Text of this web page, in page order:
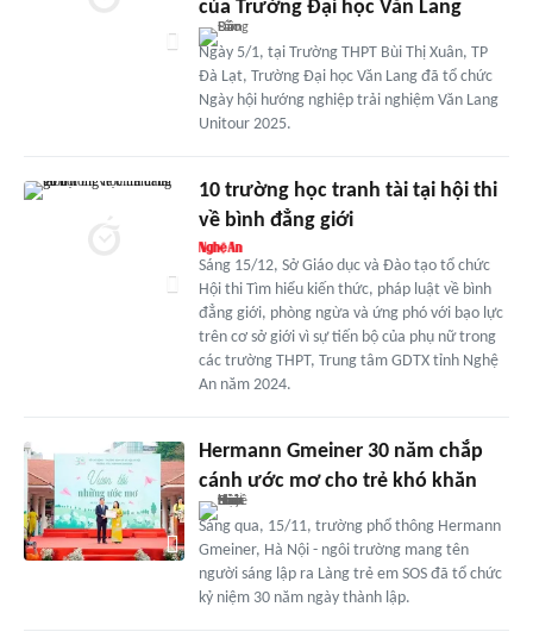
của Trường Đại học Văn Lang
Ngày 5/1, tại Trường THPT Bùi Thị Xuân, TP
Đà Lạt, Trường Đại học Văn Lang đã tổ chức
Ngày hội hướng nghiệp trải nghiệm Văn Lang
Unitour 2025.
10 trường học tranh tài tại hội thi
về bình đẳng giới
Sáng 15/12, Sở Giáo dục và Đào tạo tổ chức
Hội thi Tìm hiểu kiến thức, pháp luật về bình
đẳng giới, phòng ngừa và ứng phó với bạo lực
trên cơ sở giới vì sự tiến bộ của phụ nữ trong
các trường THPT, Trung tâm GDTX tỉnh Nghệ
An năm 2024.
Hermann Gmeiner 30 năm chắp
cánh ước mơ cho trẻ khó khăn
Sáng qua, 15/11, trường phổ thông Hermann
Gmeiner, Hà Nội - ngôi trường mang tên
người sáng lập ra Làng trẻ em SOS đã tổ chức
kỷ niệm 30 năm ngày thành lập.